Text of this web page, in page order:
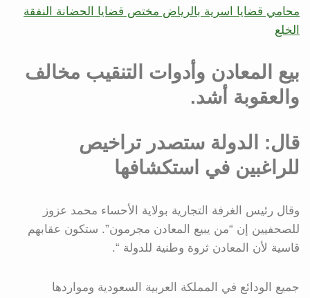
محامي قضايا اسرية بالرياض مختص قضايا الحضانة النفقة
الخلع
بيع المعادن وأدوات التنقيب مخالف
والعقوبة أشد.
قال: الدولة ستصدر تراخيص
للراغبين في استكشافها
وقال رئيس الغرفة التجارية بولاية الأحساء محمد عزوز
للصحفيين إن “من يبيع المعادن مجرمون”. ستكون عقابهم
قاسية لأن المعادن ثروة وطنية للدولة “.
جميع الودائع في المملكة العربية السعودية ومواردها